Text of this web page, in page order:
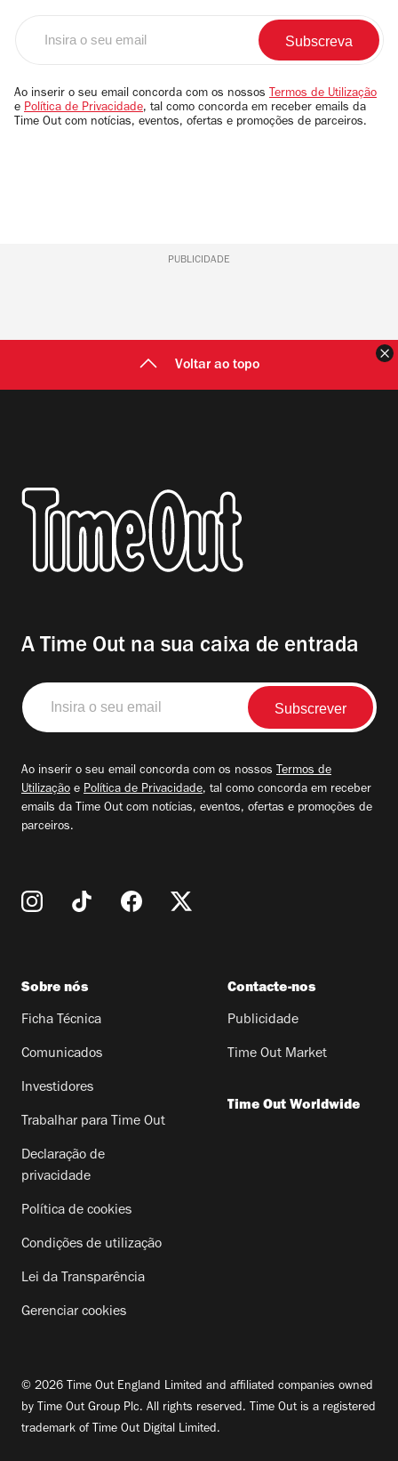
email
Ao inserir o seu email concorda com os nossos Termos de Utilização
e Política de Privacidade, tal como concorda em receber emails da
Time Out com notícias, eventos, ofertas e promoções de parceiros.
PUBLICIDADE
Voltar ao topo
A Time Out na sua caixa de entrada
Insira
o
seu
Ao inserir o seu email concorda com os nossos Termos de
Utilização e Política de Privacidade, tal como concorda em receber
emails da Time Out com notícias, eventos, ofertas e promoções de
parceiros.
Sobre nós
Ficha Técnica
Comunicados
Investidores
Trabalhar para Time Out
Declaração de
privacidade
Política de cookies
Condições de utilização
Lei da Transparência
Gerenciar cookies
Contacte-nos
Publicidade
Time Out Market
Time Out Worldwide
© 2026 Time Out England Limited and affiliated companies owned
by Time Out Group Plc. All rights reserved. Time Out is a registered
trademark of Time Out Digital Limited.